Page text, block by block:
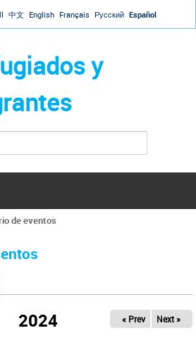
Jump to navigation
中文 English Français Русский Español
y
de eventos
2024 « Prev Next »